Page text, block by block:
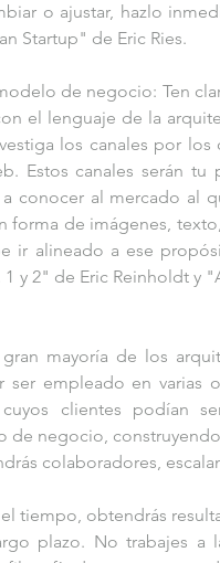
o ajustar, hazlo
Startup" de Eric Ries.
de negocio: Ten
el lenguaje de la
los canales por los
Estos canales serán tu
conocer al mercado al
forma de imágenes,
ir alineado a ese
y 2" de Eric Reinholdt y
mayoría de los
empleado en varias
clientes podían
negocio,
colaboradores,
el tiempo, obtendrás
plazo. No trabajes a